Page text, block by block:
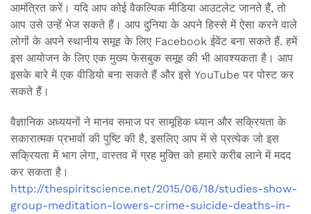
आमंत्रित करें। यदि आप कोई वैकल्पिक मीडिया आउटलेट जानते हैं, तो
आप उसे उन्हें भेज सकते हैं। आप दुनिया के अपने हिस्से में ऐसा करने वाले
लोगों के अपने स्थानीय समूह के लिए Facebook ईवेंट बना सकते हैं. हमें
इस आयोजन के लिए एक मुख्य फेसबुक समूह की भी आवश्यकता है। आप
इसके बारे में एक वीडियो बना सकते हैं और इसे YouTube पर पोस्ट कर
सकते हैं।
वैज्ञानिक अध्ययनों ने मानव समाज पर सामूहिक ध्यान और सक्रियता के
सकारात्मक प्रभावों की पुष्टि की है, इसलिए आप में से प्रत्येक जो इस
सक्रियता में भाग लेगा, वास्तव में ग्रह मुक्ति को हमारे करीब लाने में मदद
कर सकता है।
http://thespiritscience.net/2015/06/18/studies-show-
group-meditation-lowers-crime-suicide-deaths-in-